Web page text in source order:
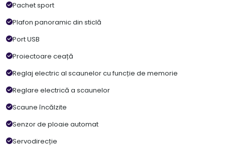
Pachet sport
Plafon panoramic din sticlă
Port USB
Proiectoare ceață
Reglaj electric al scaunelor cu funcție de memorie
Reglare electrică a scaunelor
Scaune încălzite
Senzor de ploaie automat
Servodirecție